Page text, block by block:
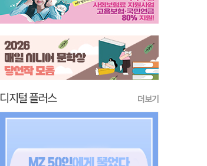
디지털 플러스 더보기